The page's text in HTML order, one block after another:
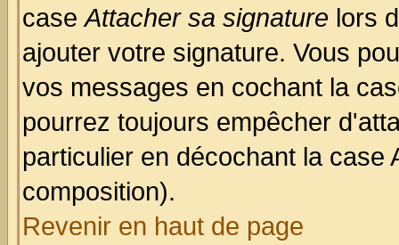
caseAttacher sa signature lors
ajouter votre signature. Vous
vos messages en cochant la
pourrez toujours empêcher
particulier en décochant la case
composition).
Revenir en haut de page